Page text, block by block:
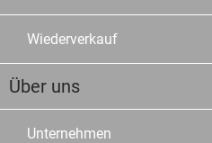
Wiederverkauf
Über uns
Unternehmen